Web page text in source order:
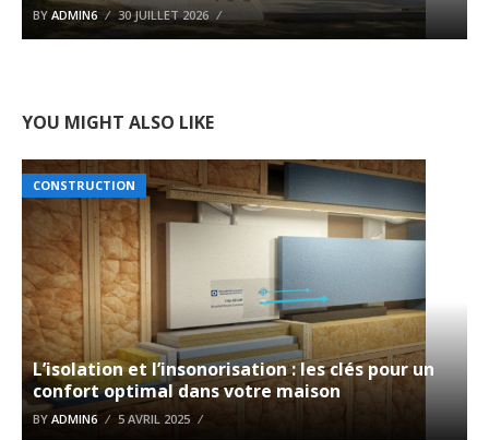
BY ADMIN6 30 JUILLET 2026
YOU MIGHT ALSO LIKE
CONSTRUCTION
L’isolation et l’insonorisation : les clés pour un
confort optimal dans votre maison
BY ADMIN6 5 AVRIL 2025